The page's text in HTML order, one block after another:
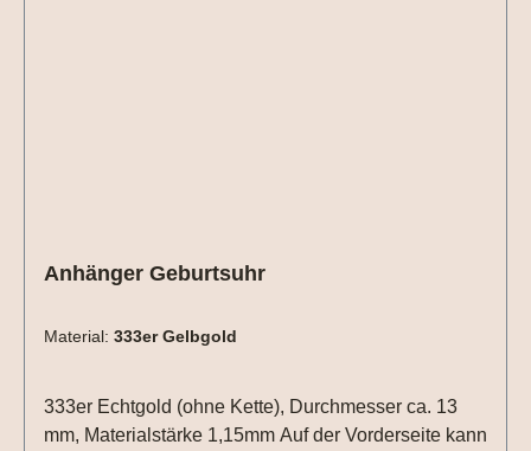
Anhänger Geburtsuhr
Material: 333er Gelbgold
333er Echtgold (ohne Kette), Durchmesser ca. 13
mm, Materialstärke 1,15mm Auf der Vorderseite kann